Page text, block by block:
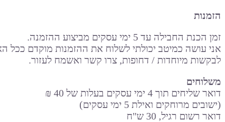
הזמנות
זמן הכנת החבילה עד 5 ימי עסקים מביצוע ההזמנה.
אני עושה כמיטב יכולתי לשלוח את ההזמנות מוקדם ככל
לבקשות מיוחדות / דחופות, צרו קשר ואשמח לעזור.
משלוחים
דואר שליחים תוך 4 ימי עסקים בעלות של 40 ₪
(ישובים מרוחקים ואילת 5 ימי עסקים)
דואר רשום רגיל, 30 ש"ח